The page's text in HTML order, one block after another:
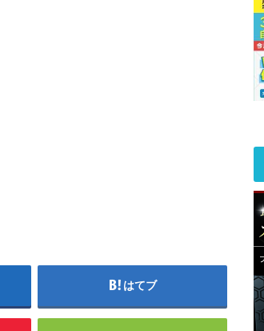
はてブ